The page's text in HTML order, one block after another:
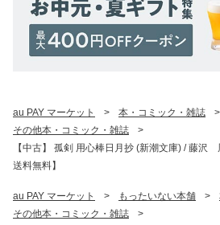
au PAY マーケット > 本・コミック・雑誌
>
その他本・コミック・雑誌
>
【中古】 孤剣 用心棒日月抄 (新潮文庫) / 藤沢
送料無料】
au PAY マーケット > もったいない本舗 >
その他本・コミック・雑誌
>